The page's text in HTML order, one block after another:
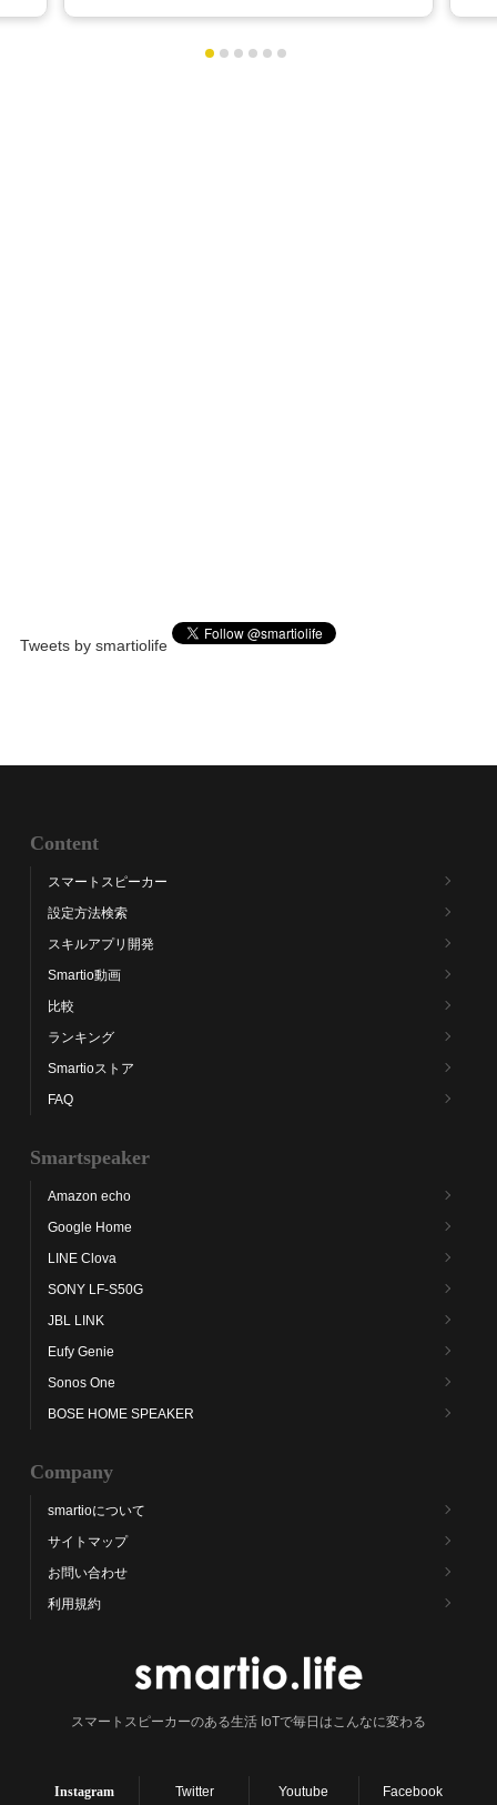
Tweets by smartiolife
Content
スマートスピーカー
設定方法検索
スキルアプリ開発
Smartio動画
比較
ランキング
Smartioストア
FAQ
Smartspeaker
Amazon echo
Google Home
LINE Clova
SONY LF-S50G
JBL LINK
Eufy Genie
Sonos One
BOSE HOME SPEAKER
Company
smartioについて
サイトマップ
お問い合わせ
利用規約
スマートスピーカーのある生活 IoTで毎日はこんなに変わる
Instagram Twitter Youtube Facebook